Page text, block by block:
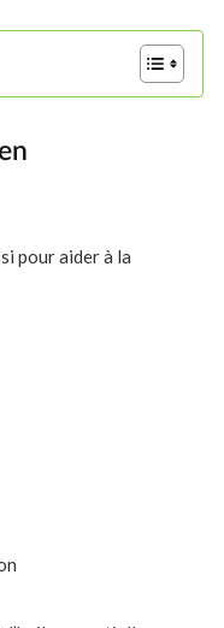
pour aider à la